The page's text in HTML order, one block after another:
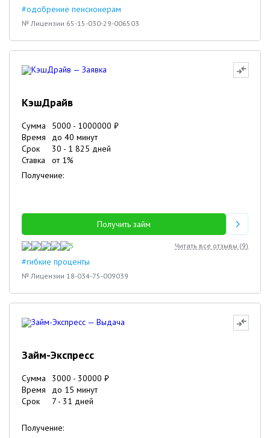
#одобрение пенсионерам
№ Лицензии 65-15-030-29-006503
КэшДрайв
Сумма 5000 - 1000000 ₽
Время
до 40 минут
Срок
30 - 1 825 дней
Ставка
от 1%
Получение:
Получить займ
5 Читать все отзывы (9)
#гибкие проценты
№ Лицензии 18-034-75-009039
Займ-Экспресс
Сумма 3000 - 30000 ₽
Время
до 15 минут
Срок
7 - 31 дней
Получение: